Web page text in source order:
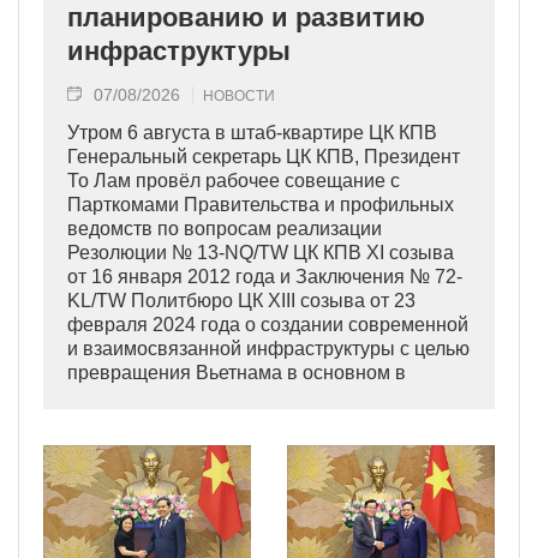
планированию и развитию
инфраструктуры
07/08/2026 НОВОСТИ
Утром 6 августа в штаб-квартире ЦК КПВ
Генеральный секретарь ЦК КПВ, Президент
То Лам провёл рабочее совещание с
Парткомами Правительства и профильных
ведомств по вопросам реализации
Резолюции № 13-NQ/TW ЦК КПВ XI созыва
от 16 января 2012 года и Заключения № 72-
KL/TW Политбюро ЦК XIII созыва от 23
февраля 2024 года о создании современной
и взаимосвязанной инфраструктуры с целью
превращения Вьетнама в основном в